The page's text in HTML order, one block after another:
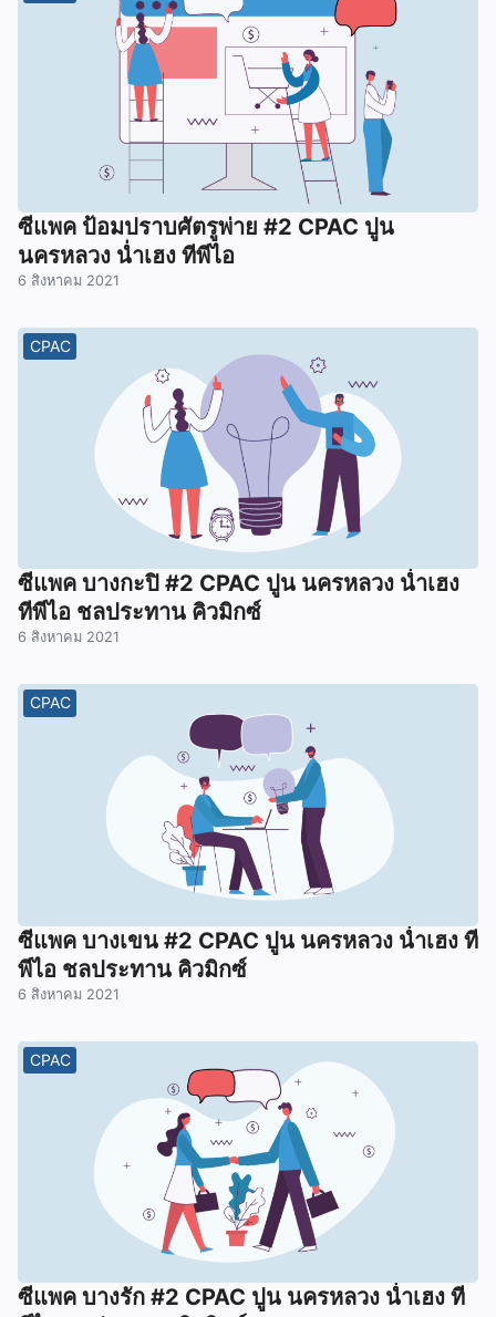
ซีแพค ป้อมปราบศัตรูพ่าย #2 CPAC ปูน
นครหลวง น่ำเฮง ทีพีไอ
6 สิงหาคม 2021
CPAC
ซีแพค บางกะปิ #2 CPAC ปูน นครหลวง น่ำเฮง
ทีพีไอ ชลประทาน คิวมิกซ์
6 สิงหาคม 2021
CPAC
ซีแพค บางเขน #2 CPAC ปูน นครหลวง น่ำเฮง ที
พีไอ ชลประทาน คิวมิกซ์
6 สิงหาคม 2021
CPAC
ซีแพค บางรัก #2 CPAC ปูน นครหลวง น่ำเฮง ที